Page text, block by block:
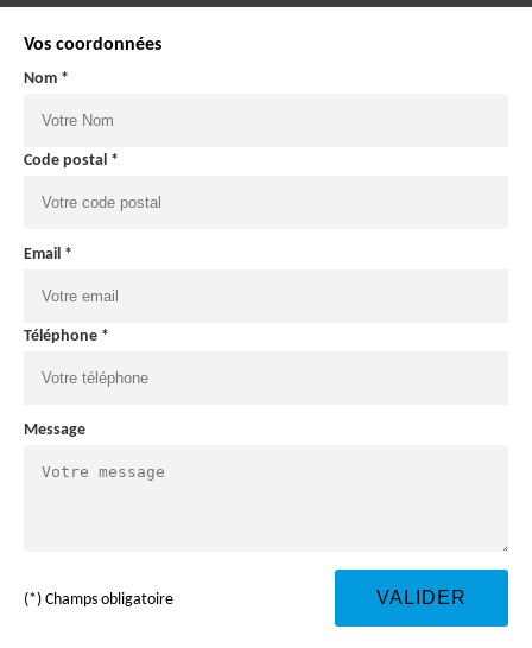
Vos coordonnées
Nom *
Code postal *
Email *
Téléphone *
Message
(*) Champs obligatoire